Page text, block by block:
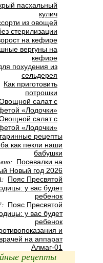
пасхальный
кулич
из овощей
стерилизации
на кефире
вергуны на
кефире
похудения из
сельдерея
Как приготовить
потрошки
салат с
«Лодочки»
салат с
«Лодочки»
рецепты
как пекли наши
бабушки
Посевалки на
Новый год 2026
Пояс Пресвятой
у вас будет
ребенок
Пояс Пресвятой
у вас будет
ребенок
и
на аппарат
Алмаг-01
рецепты